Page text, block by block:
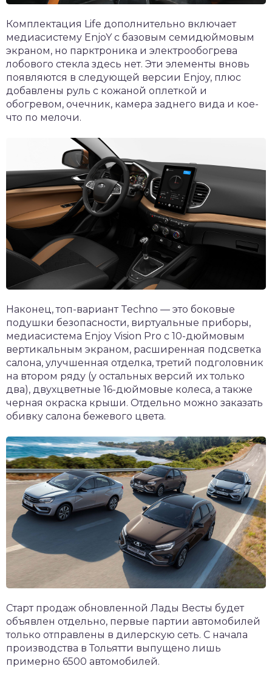
Комплектация Life дополнительно включает
медиасистему EnjoY с базовым семидюймовым
экраном, но парктроника и электрообогрева
лобового стекла здесь нет. Эти элементы вновь
появляются в следующей версии Enjoy, плюс
добавлены руль с кожаной оплеткой и
обогревом, очечник, камера заднего вида и кое-
что по мелочи.
Наконец, топ-вариант Techno — это боковые
подушки безопасности, виртуальные приборы,
медиасистема Enjoy Vision Pro с 10-дюймовым
вертикальным экраном, расширенная подсветка
салона, улучшенная отделка, третий подголовник
на втором ряду (у остальных версий их только
два), двухцветные 16-дюймовые колеса, а также
черная окраска крыши. Отдельно можно заказать
обивку салона бежевого цвета.
Старт продаж обновленной Лады Весты будет
объявлен отдельно, первые партии автомобилей
только отправлены в дилерскую сеть. С начала
производства в Тольятти выпущено лишь
примерно 6500 автомобилей.